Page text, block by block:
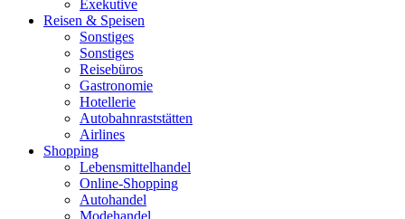
Exekutive
Reisen & Speisen
Sonstiges
Sonstiges
Reisebüros
Gastronomie
Hotellerie
Autobahnraststätten
Airlines
Shopping
Lebensmittelhandel
Online-Shopping
Autohandel
Modehandel